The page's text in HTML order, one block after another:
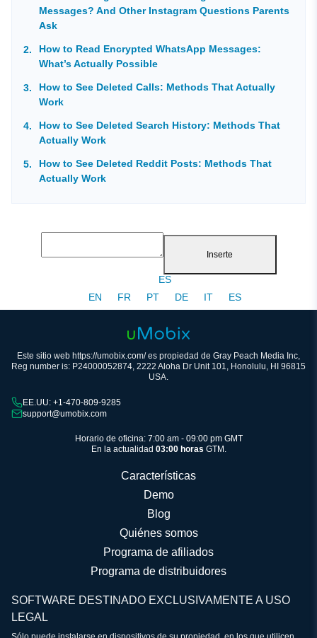
Messages? And Other Instagram Questions Parents
Ask
How to Read Encrypted WhatsApp Messages:
What’s Actually Possible
How to See Deleted Calls: Methods That Actually
Work
How to See Deleted Search History: Methods That
Actually Work
How to See Deleted Reddit Posts: Methods That
Actually Work
Inserte
ES
EN
FR PT DE IT ES
Este sitio web https://umobix.com/ es propiedad de Gray Peach Media Inc,
Reg number is: P24000052874, 2222 Aloha Dr Unit 101, Honolulu, HI 96815
USA.
EE.UU: +1-470-809-9285
support@umobix.com
Horario de oficina: 7:00 am - 09:00 pm GMT
En la actualidad 03:00 horas GTM.
Características
Demo
Blog
Quiénes somos
Programa de afiliados
Programa de distribuidores
SOFTWARE DESTINADO EXCLUSIVAMENTE A USO
LEGAL